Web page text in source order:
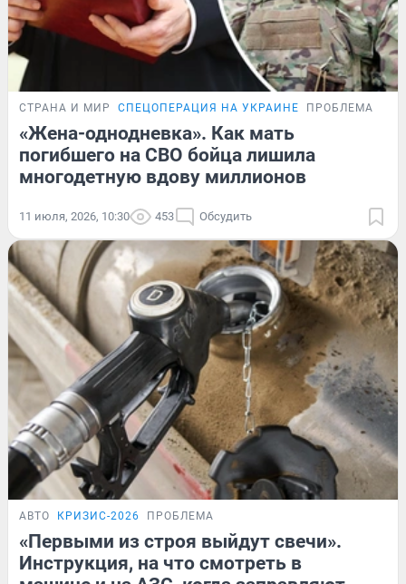
СТРАНА И МИР СПЕЦОПЕРАЦИЯ НА УКРАИНЕ ПРОБЛЕМА
«Жена-однодневка». Как мать
погибшего на СВО бойца лишила
многодетную вдову миллионов
11 июля, 2026, 10:30 453 Обсудить
АВТО КРИЗИС-2026 ПРОБЛЕМА
«Первыми из строя выйдут свечи».
Инструкция, на что смотреть в